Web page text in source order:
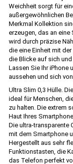
Weichheit sorgt für
außergewöhnlichen
Merkmal Kollektion
erzeugen, das an
wird durch präzise
die eine Einheit mit
die Blicke auf sich
Lassen Sie Ihr iPhone
aussehen und sich
Ultra Slim 0,3 Hülle.
ideal für Menschen,
zu halten. Die extrem
Haut Ihres
Die ultra-transparente
mit dem Smartphone
Hergestellt aus sehr
Funktionstasten, die
das Telefon perfekt